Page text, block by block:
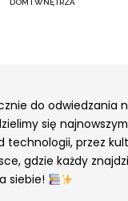
DOM I WNĘTRZA
do odwiedzania
się
technologii, przez
gdzie każdy
siebie!